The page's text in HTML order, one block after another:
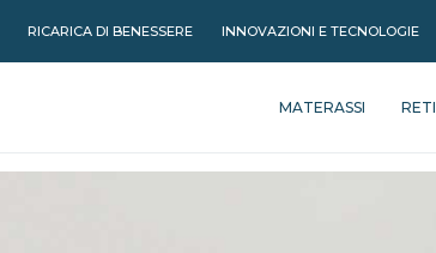
RICARICA DI BENESSERE INNOVAZIONI E TECNOLOGIE
MATERASSI RETI